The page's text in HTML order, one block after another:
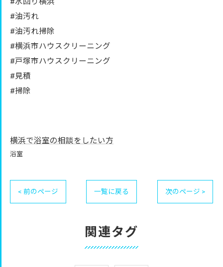
#油汚れ
#油汚れ掃除
#横浜市ハウスクリーニング
#戸塚市ハウスクリーニング
#見積
#掃除
横浜で浴室の相談をしたい方
浴室
< 前のページ 一覧に戻る 次のページ >
関連タグ